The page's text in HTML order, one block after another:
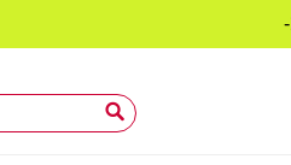
Search